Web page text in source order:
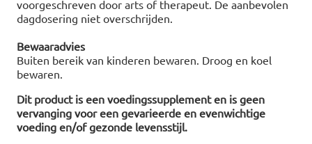
voorgeschreven door arts of therapeut. De aanbevolen
dagdosering niet overschrijden.
Bewaaradvies
Buiten bereik van kinderen bewaren. Droog en koel
bewaren.
Dit product is een voedingssupplement en is geen
vervanging voor een gevarieerde en evenwichtige
voeding en/of gezonde levensstijl.